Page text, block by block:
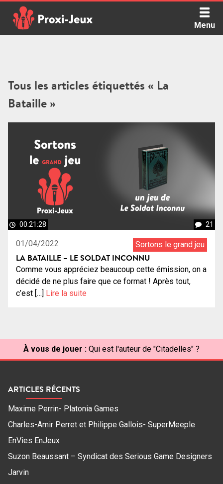
content
Menu
Tous les articles étiquettés « La
Bataille »
00:21:28 21
01/04/2022 Sortons le grand jeu
LA BATAILLE – LE SOLDAT INCONNU
Comme vous appréciez beaucoup cette émission, on a
décidé de ne plus faire que ce format ! Après tout,
c’est […] Lire la suite
À vous de jouer : Qui est l'auteur de "Citadelles" ?
ARTICLES RÉCENTS
Maxime Perrin- Platonia Games
Charles-Amir Perret et Philippe Gallois- SuperMeeple
EnVies EnJeux
Suzon Beaussant – Syndicat des Serious Game Designers
Jarvin